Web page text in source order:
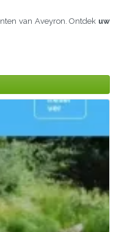
van Aveyron. Ontdek uw